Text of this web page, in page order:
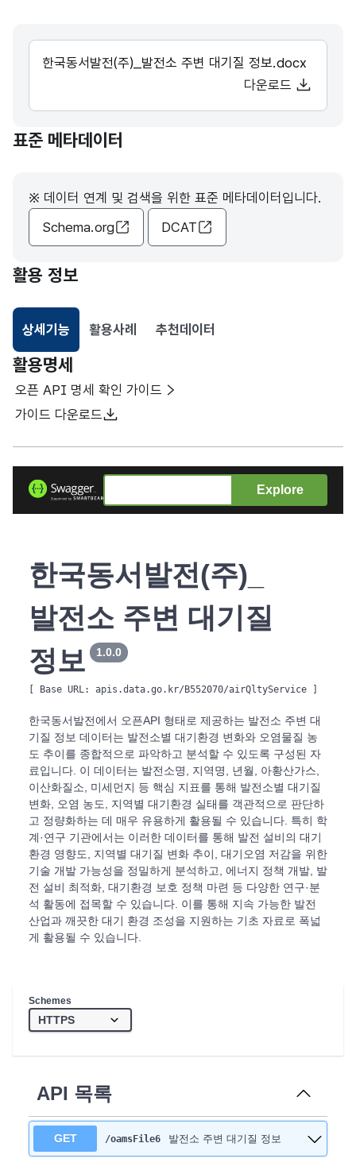
한국동서발전(주)_발전소 주변 대기질 정보.docx
다운로드
표준 메타데이터
※ 데이터 연계 및 검색을 위한 표준 메타데이터입니다.
Schema.org
DCAT
활용 정보
상세기능
선택됨
활용사례 추천데이터
활용명세
오픈 API 명세 확인 가이드
가이드 다운로드
Explore
한국동서발전(주)_
발전소 주변 대기질
정보
1.0.0
[ Base URL: apis.data.go.kr/B552070/airQltyService
한국동서발전에서 오픈API 형태로 제공하는 발전소 주변 대
기질 정보 데이터는 발전소별 대기환경 변화와 오염물질 농
도 추이를 종합적으로 파악하고 분석할 수 있도록 구성된 자
료입니다. 이 데이터는 발전소명, 지역명, 년월, 아황산가스,
이산화질소, 미세먼지 등 핵심 지표를 통해 발전소별 대기질
변화, 오염 농도, 지역별 대기환경 실태를 객관적으로 판단하
고 정량화하는 데 매우 유용하게 활용될 수 있습니다. 특히 학
계·연구 기관에서는 이러한 데이터를 통해 발전 설비의 대기
환경 영향도, 지역별 대기질 변화 추이, 대기오염 저감을 위한
기술 개발 가능성을 정밀하게 분석하고, 에너지 정책 개발, 발
전 설비 최적화, 대기환경 보호 정책 마련 등 다양한 연구·분
석 활동에 접목할 수 있습니다. 이를 통해 지속 가능한 발전
산업과 깨끗한 대기 환경 조성을 지원하는 기초 자료로 폭넓
게 활용될 수 있습니다.
Schemes
API 목록
GET /oamsFile6 발전소 주변 대기질 정보